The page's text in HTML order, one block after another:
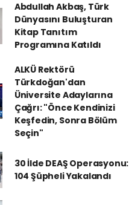
Abdullah Akbaş, Türk
Dünyasını Buluşturan
Kitap Tanıtım
Programına Katıldı
ALKÜ Rektörü
Türkdoğan'dan
Üniversite Adaylarına
Çağrı: "Önce Kendinizi
Keşfedin, Sonra Bölüm
Seçin"
30 İlde DEAŞ Operasyonu:
104 Şüpheli Yakalandı